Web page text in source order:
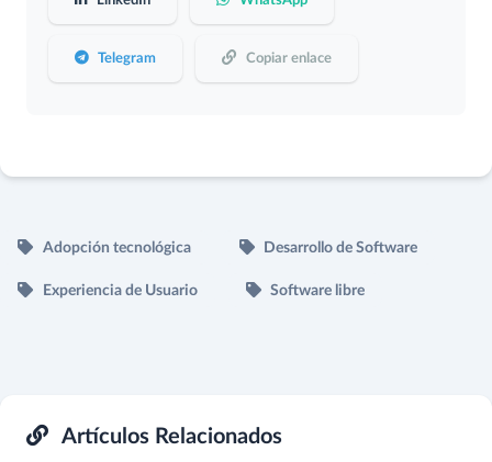
Telegram Copiar enlace
Adopción tecnológica Desarrollo de Software
Experiencia de Usuario Software libre
Artículos Relacionados